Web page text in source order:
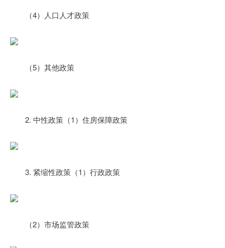
（4）人口人才政策
（5）其他政策
2. 中性政策（1）住房保障政策
3. 紧缩性政策（1）行政政策
（2）市场监管政策